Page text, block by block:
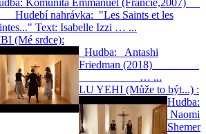
Komunita Emmanuel (Francie,2007)
nahrávka: "Les Saints et les
Text: Isabelle Izzi … ...
(Mé srdce):
Hudba: Antashi
Friedman (2018)
… ...
LU YEHI (Může to být...) :
Hudba:
Naomi
Shemer